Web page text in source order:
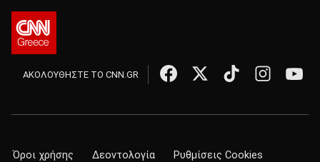
ΑΚΟΛΟΥΘΗΣΤΕ ΤΟ CNN.GR
Όροι χρήσης Δεοντολογία Ρυθμίσεις Cookies